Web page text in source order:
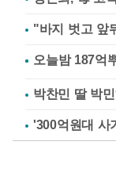
"바지 벗고 앞
박찬민 딸 박
'300억원대 사